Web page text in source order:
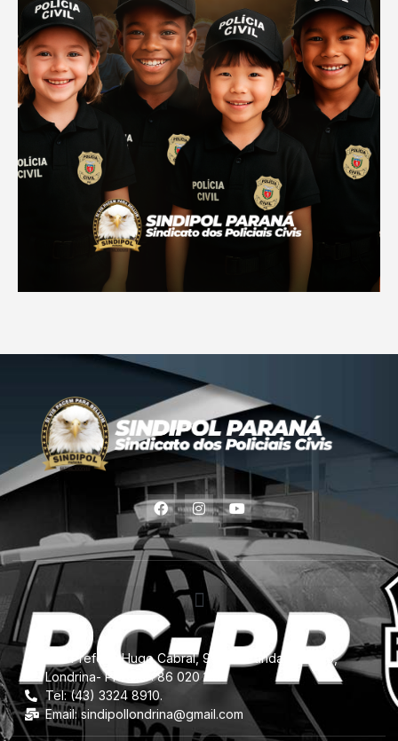
Rua Prefeito Hugo Cabral, 957 -11º andar, Centro,
Londrina- PR. CEP: 86 020 110.
Tel: (43) 3324 8910.
Email: sindipollondrina@gmail.com